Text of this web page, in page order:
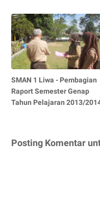
SMAN 1 Liwa - Pembagian
Raport Semester Genap
Tahun Pelajaran 2013/
Posting Komentar